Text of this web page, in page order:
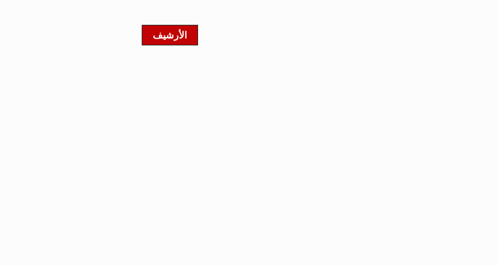
الأرشيف